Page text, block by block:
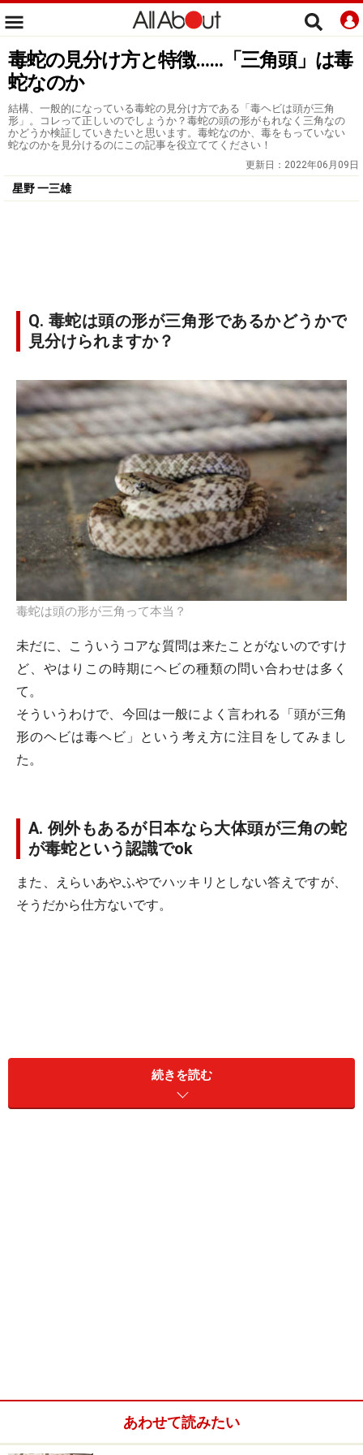
毒蛇の見分け方と特徴……「三角頭」は毒
蛇なのか
結構、一般的になっている毒蛇の見分け方である「毒ヘビは頭が三角
形」。コレって正しいのでしょうか？毒蛇の頭の形がもれなく三角なの
かどうか検証していきたいと思います。毒蛇なのか、毒をもっていない
蛇なのかを見分けるのにこの記事を役立ててください！
更新日： 2022年06月09日
星野 一三雄
Q. 毒蛇は頭の形が三角形であるかどうかで
見分けられますか？
毒蛇は頭の形が三角って本当？
未だに、こういうコアな質問は来たことがないのですけ
ど、やはりこの時期にヘビの種類の問い合わせは多く
て。
そういうわけで、今回は一般によく言われる「 頭が三角
形のヘビは毒ヘビ 」という考え方に注目をしてみまし
た。
A. 例外もあるが日本なら大体頭が三角の蛇
が毒蛇という認識でok
また、えらいあやふやでハッキリとしない答えですが、
そうだから仕方ないです。
ということは、その毒腺のある部分は膨らんでいると考
えても不思議はありません。したがって、毒ヘビの頭を
続きを読む
あわせて読みたい